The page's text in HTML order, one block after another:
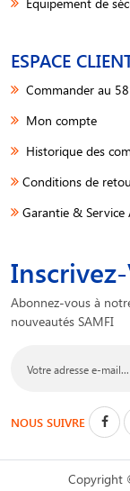
ESPACE
Commander au
Mon compte
Historique des
Conditions de
Garantie & Service
Abonnez-vous à
nouveautés SAMFI
NOUS SUIVRE
Copyright